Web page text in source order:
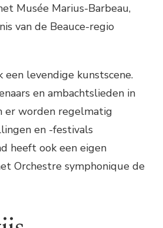
Musée Marius-Barbeau,
van de Beauce-regio
een levendige kunstscene.
en ambachtslieden in
er worden regelmatig
en -festivals
heeft ook een eigen
Orchestre symphonique de